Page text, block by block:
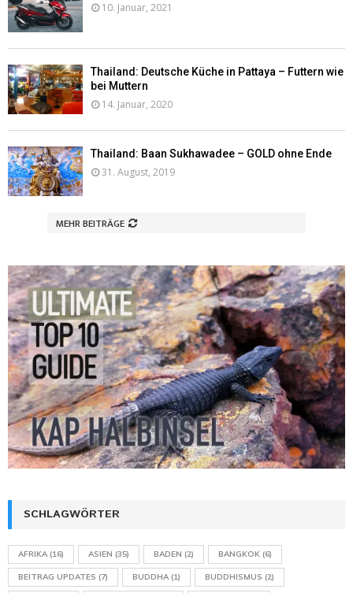
10. Januar, 2021
Thailand: Deutsche Küche in Pattaya – Futtern wie
bei Muttern
14. Januar, 2020
Thailand: Baan Sukhawadee – GOLD ohne Ende
31. August, 2019
MEHR BEITRÄGE
SCHLAGWÖRTER
AFRIKA(16) ASIEN (35) BADEN (2) BANGKOK (6)
BEITRAG UPDATES (7) BUDDHA(1) BUDDHISMUS (2)